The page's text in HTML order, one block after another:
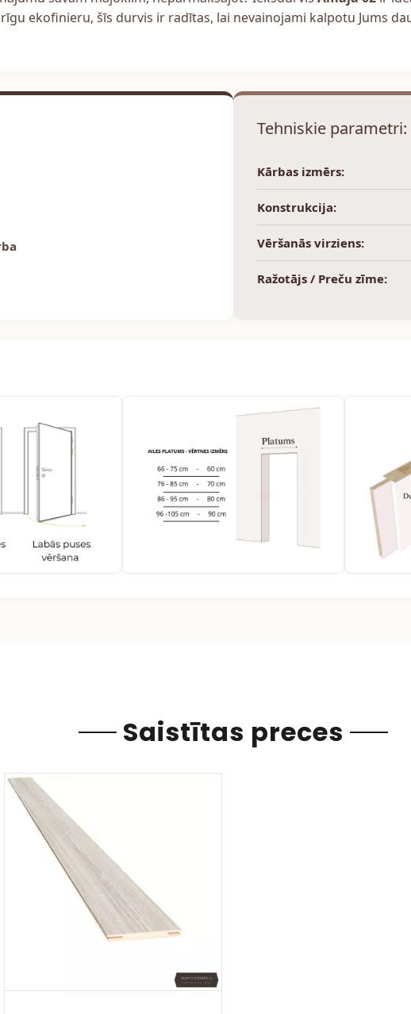
ekofinieru, šīs durvis ir radītas, lai nevainojami kalpotu Jums
Tehniskie parametri:
Kārbas izmērs:
Konstrukcija:
Vēršanās virziens:
Ražotājs / Preču zīme:
Saistītas preces